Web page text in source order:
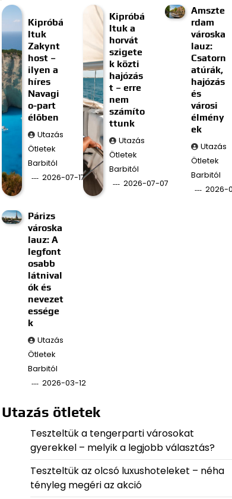
Kipróbá
ltuk
Zakynt
host –
ilyen a
híres
Navagi
o-part
élőben
Utazás
Ötletek
Barbitól
2026-07-17
Kipróbá
ltuk a
horvát
szigete
k közti
hajózás
t – erre
nem
számíto
ttunk
Utazás
Ötletek
Barbitól
2026-07-07
Amszte
rdam
városka
lauz:
Csatorn
atúrák,
hajózás
és
városi
élmény
ek
Utazás
Ötletek
Barbitól
2026-
Párizs
városka
lauz: A
legfont
osabb
látnival
ók és
nevezet
essége
k
Utazás
Ötletek
Barbitól
2026-03-12
Utazás ötletek
Teszteltük a tengerparti városokat
gyerekkel – melyik a legjobb választás?
Teszteltük az olcsó luxushoteleket – néha
tényleg megéri az akció